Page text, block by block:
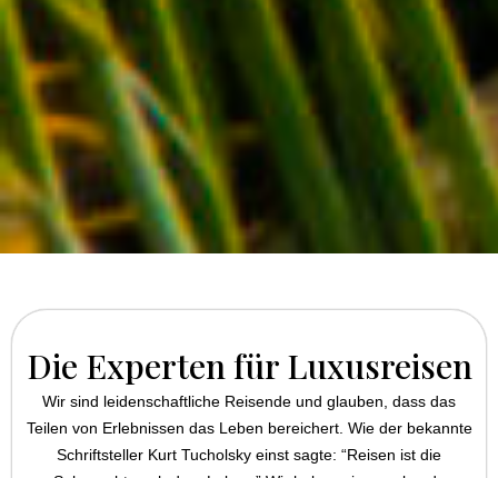
Die Experten für Luxusreisen
Wir sind leidenschaftliche Reisende und glauben, dass das
Teilen von Erlebnissen das Leben bereichert. Wie der bekannte
Schriftsteller Kurt Tucholsky einst sagte: “Reisen ist die